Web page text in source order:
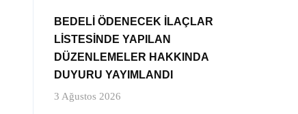
BEDELİ ÖDENECEK İLAÇLAR
LİSTESİNDE YAPILAN
DÜZENLEMELER HAKKINDA
DUYURU YAYIMLANDI
3 Ağustos 2026